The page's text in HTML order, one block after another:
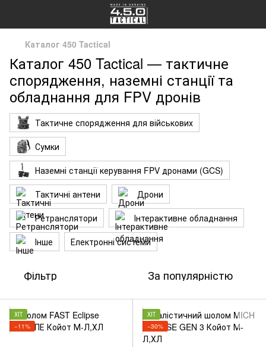
Каталог 450 Tactical
Каталог 450 Tactical — тактичне
спорядження, наземні станції та
обладнання для FPV дронів
Тактичне спорядження для військових
Сумки
Наземні станції керування FPV дронами (GCS)
Тактичні антени
Дрони
Ретранслятори
Інтерактивне обладнання
Інше
Електронні системи
Фільтр За популярністю
ХІТ
−11%
ХІТ
−30%